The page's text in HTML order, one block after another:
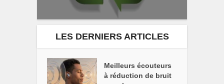
LES DERNIERS ARTICLES
Meilleurs écouteurs
à réduction de bruit